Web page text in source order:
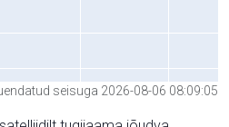
seisuga 2026-08-06 08:09:05